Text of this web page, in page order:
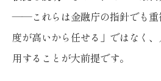
——これらは金融庁の指針でも重
度が高いから任せる」ではなく
用することが大前提です。